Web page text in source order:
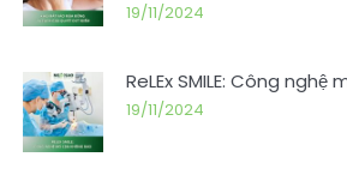
19/11/2024
ReLEx SMILE: Công
19/11/2024